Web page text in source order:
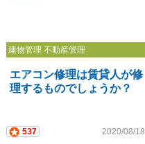
建物管理 不動産管理
エアコン修理は賃貸人が修
理するものでしょうか？
537 2020/08/18